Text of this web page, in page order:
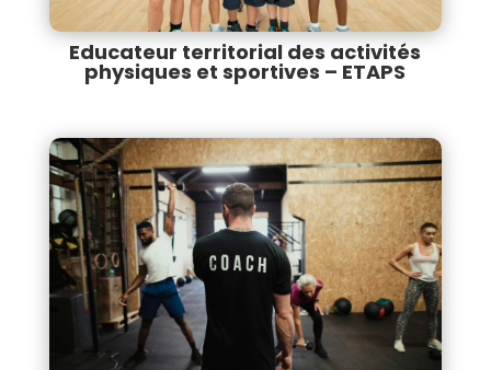
Educateur territorial des activités
physiques et sportives – ETAPS